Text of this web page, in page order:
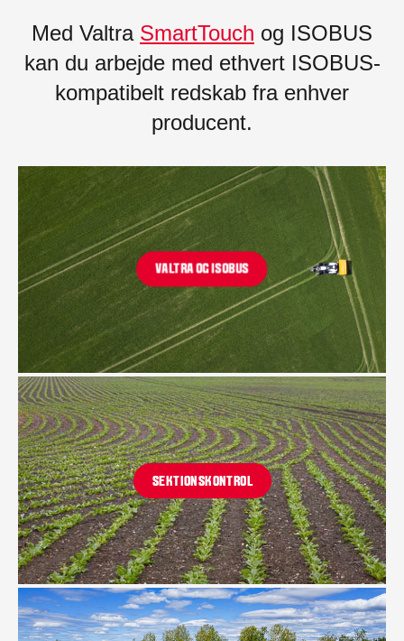
Med Valtra SmartTouch og ISOBUS
kan du arbejde med ethvert ISOBUS-
kompatibelt redskab fra enhver
producent.
VALTRA OG ISOBUS
SEKTIONSKONTROL